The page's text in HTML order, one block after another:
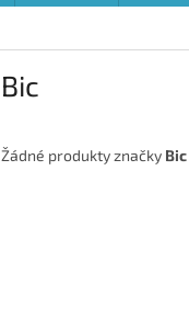
Bic
Žádné produkty značky Bic